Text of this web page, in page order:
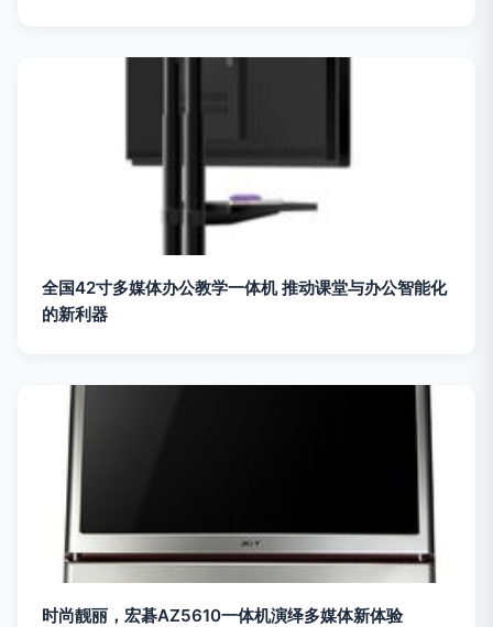
全国42寸多媒体办公教学一体机 推动课堂与办公智能化
的新利器
时尚靓丽，宏碁AZ5610一体机演绎多媒体新体验